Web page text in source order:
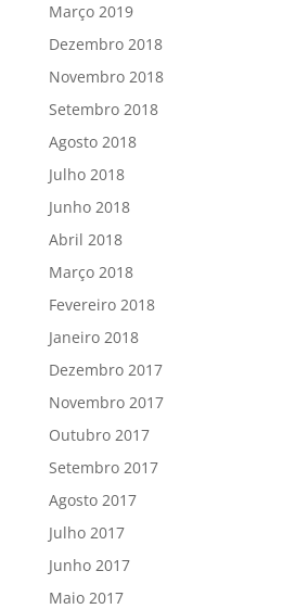
Março 2019
Dezembro 2018
Novembro 2018
Setembro 2018
Agosto 2018
Julho 2018
Junho 2018
Abril 2018
Março 2018
Fevereiro 2018
Janeiro 2018
Dezembro 2017
Novembro 2017
Outubro 2017
Setembro 2017
Agosto 2017
Julho 2017
Junho 2017
Maio 2017